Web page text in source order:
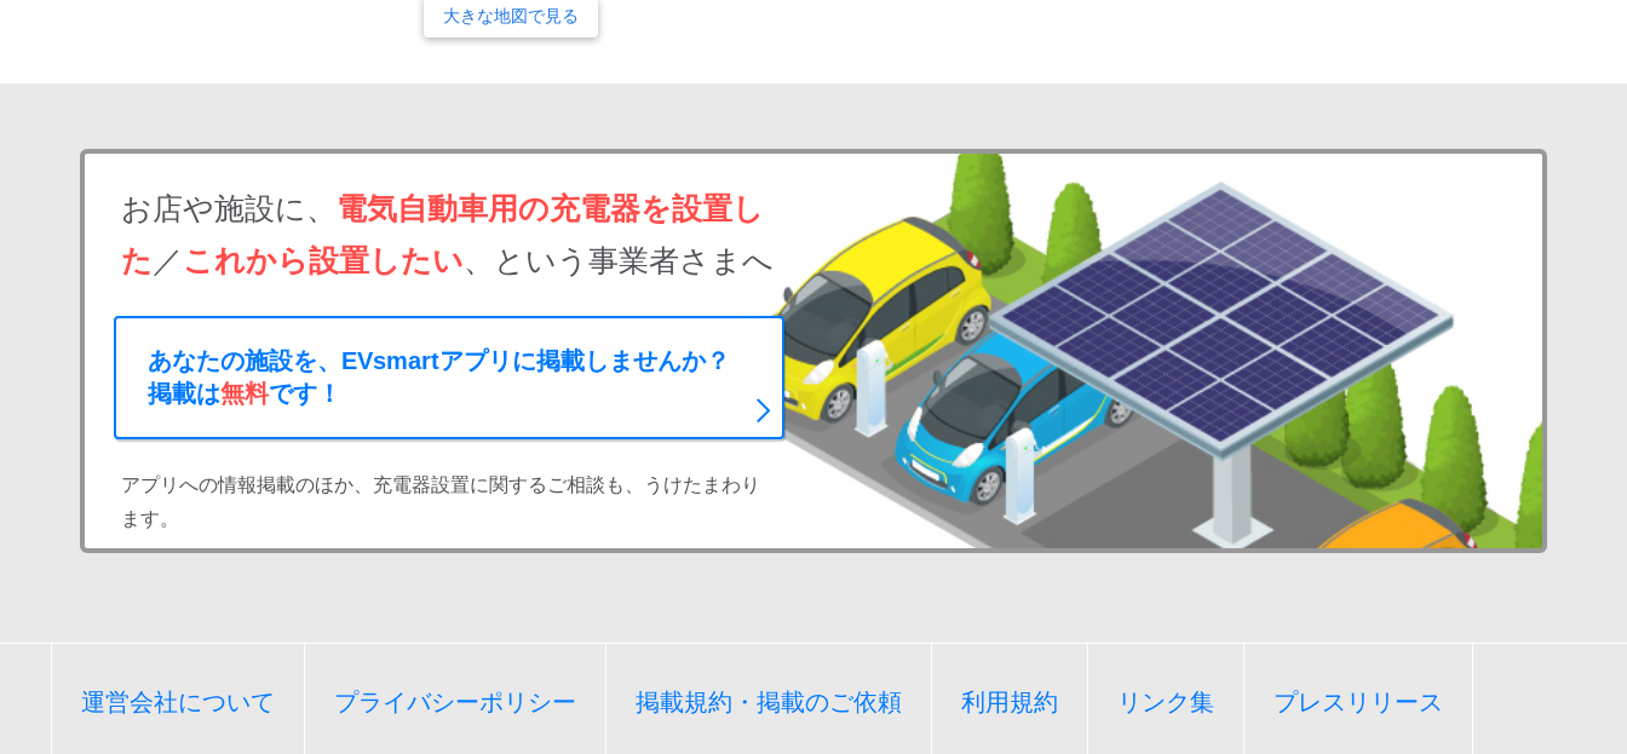
大きな地図で見る
お店や施設に、 電気自動車用の充電器を設置し
た ／ これから設置したい、という事業者さまへ
あなたの施設を、EVsmartアプリに掲載しませんか？
掲載は無料です！
アプリへの情報掲載のほか、充電器設置に関するご相談も、うけたまわり
ます。
運営会社について プライバシーポリシー 掲載規約・掲載のご依頼 利用規約 リンク集 プレスリリース